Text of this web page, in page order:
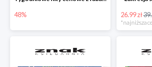
48% 26.99 zł